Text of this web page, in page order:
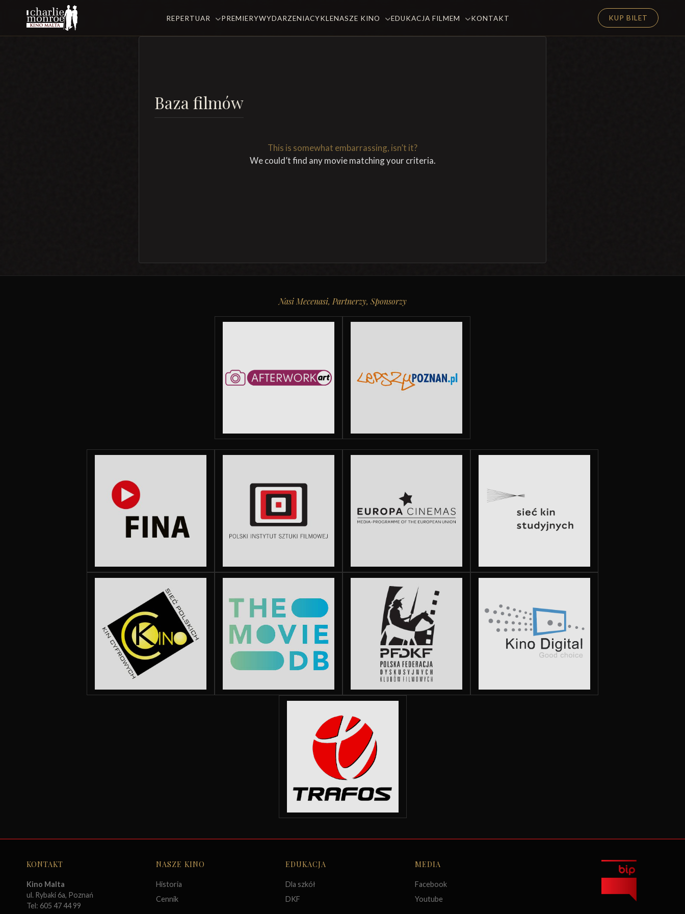
REPERTUAR PREMIERYWYDARZENIACYKLENASZE KINO EDUKACJA FILMEM KONTAKT KUP BILET
Baza filmów
This is somewhat embarrassing, isn’t it?
We could’t find any movie matching your criteria.
Nasi Mecenasi, Partnerzy, Sponsorzy
KONTAKT
Kino Malta
ul. Rybaki 6a, Poznań
Tel: 605 47 44 99
NASZE KINO
Historia
Cennik
EDUKACJA
Dla szkół
DKF
MEDIA
Facebook
Youtube